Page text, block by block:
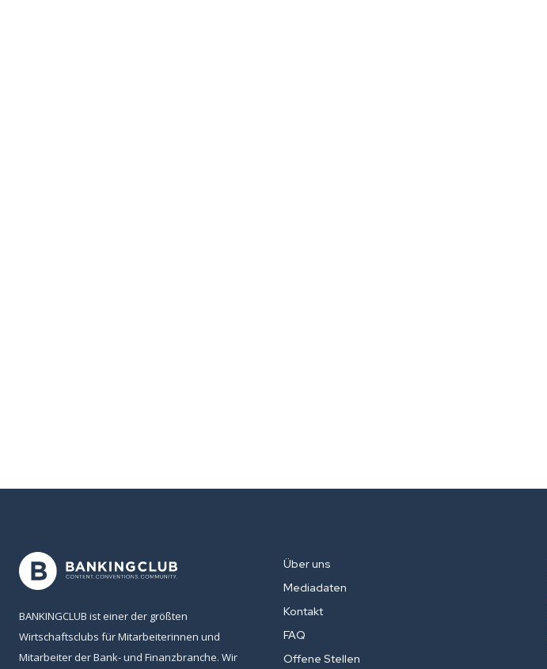
BANKINGCLUB ist einer der größten
Wirtschaftsclubs für Mitarbeiterinnen und
Mitarbeiter der Bank- und Finanzbranche. Wir
Über uns
Mediadaten
Kontakt
FAQ
Offene Stellen